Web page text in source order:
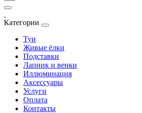
Категории
Туи
Живые ёлки
Подставки
Лапник и венки
Иллюминация
Аксессуары
Услуги
Оплата
Контакты